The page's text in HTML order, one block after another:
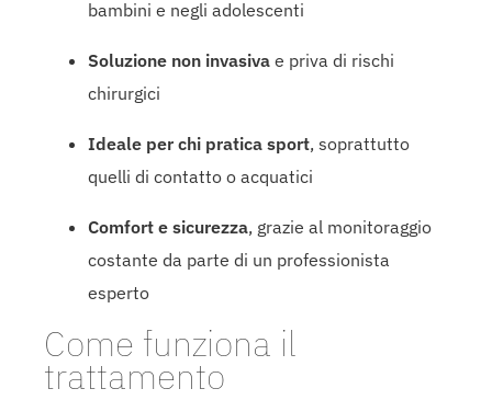
bambini e negli adolescenti
Soluzione non invasiva e priva di rischi
chirurgici
Ideale per chi pratica sport, soprattutto
quelli di contatto o acquatici
Comfort e sicurezza, grazie al monitoraggio
costante da parte di un professionista
esperto
Come funziona il
trattamento